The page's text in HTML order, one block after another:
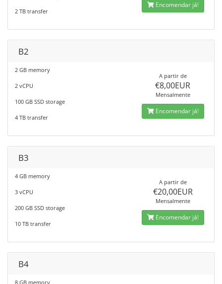
2 TB transfer
Encomendar já!
B2
2 GB memory
2 vCPU
100 GB SSD storage
4 TB transfer
A partir de
€8,00EUR
Mensalmente
Encomendar já!
B3
4 GB memory
3 vCPU
200 GB SSD storage
10 TB transfer
A partir de
€20,00EUR
Mensalmente
Encomendar já!
B4
8 GB memory